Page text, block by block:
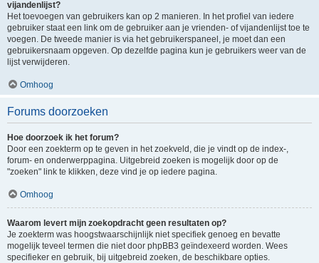
vijandenlijst?
Het toevoegen van gebruikers kan op 2 manieren. In het profiel van iedere
gebruiker staat een link om de gebruiker aan je vrienden- of vijandenlijst toe te
voegen. De tweede manier is via het gebruikerspaneel, je moet dan een
gebruikersnaam opgeven. Op dezelfde pagina kun je gebruikers weer van de
lijst verwijderen.
Omhoog
Forums doorzoeken
Hoe doorzoek ik het forum?
Door een zoekterm op te geven in het zoekveld, die je vindt op de index-,
forum- en onderwerppagina. Uitgebreid zoeken is mogelijk door op de
"zoeken" link te klikken, deze vind je op iedere pagina.
Omhoog
Waarom levert mijn zoekopdracht geen resultaten op?
Je zoekterm was hoogstwaarschijnlijk niet specifiek genoeg en bevatte
mogelijk teveel termen die niet door phpBB3 geïndexeerd worden. Wees
specifieker en gebruik, bij uitgebreid zoeken, de beschikbare opties.